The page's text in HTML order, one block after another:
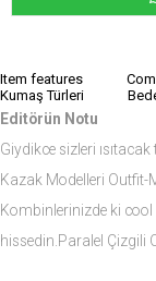
Item features
Kumaş Türleri
Editörün Notu
Giydikce sizleri
Kazak Modelleri Outfit-
Kombinlerinizde ki
hissedin.Paralel Çizgili